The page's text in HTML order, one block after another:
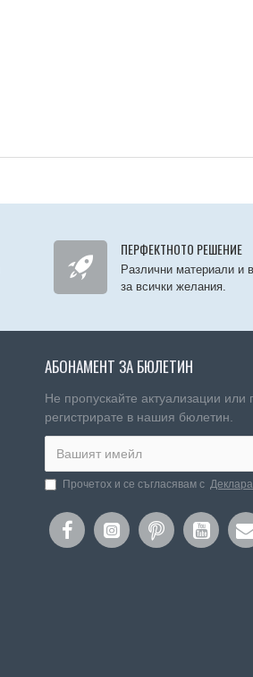
ПЕРФЕКТНОТО РЕШЕНИЕ
Различни материали и
за всички желания.
АБОНАМЕНТ ЗА БЮЛЕТИН
Не пропускайте актуализации или
регистрирате в нашия бюлетин.
Прочетох и се съгласявам с